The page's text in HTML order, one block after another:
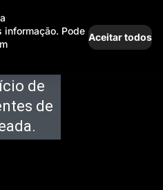
informação. Pode
Aceitar todos